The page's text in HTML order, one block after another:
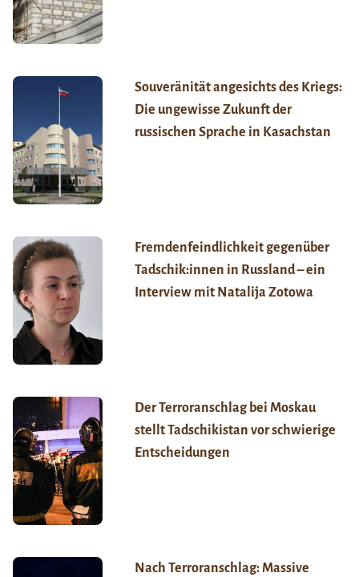
Souveränität angesichts des Kriegs:
Die ungewisse Zukunft der
russischen Sprache in Kasachstan
Fremdenfeindlichkeit gegenüber
Tadschik:innen in Russland – ein
Interview mit Natalija Zotowa
Der Terroranschlag bei Moskau
stellt Tadschikistan vor schwierige
Entscheidungen
Nach Terroranschlag: Massive